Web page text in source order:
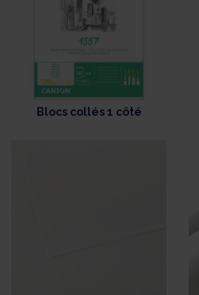
Blocs collés 1 côté